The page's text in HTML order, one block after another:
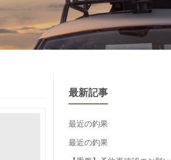
最新記事
最近の釣果
最近の釣果